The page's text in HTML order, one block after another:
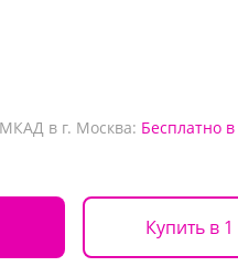
в г. Москва: Бесплатно
Купить в 1